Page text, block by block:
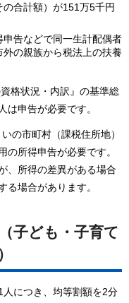
の合計額）が151万5千円
告などで同一生計配偶者
の親族から税法上の扶養
格状況・内訳』の基準総
は申告が必要です。
の市町村（課税住所地）
所得申告が必要です。
、所得の差異がある場合
る場合があります。
子ども・子育て
につき、均等割額を2分